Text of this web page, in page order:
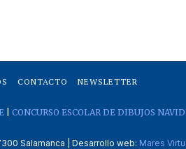
CONTACTO NEWSLETTER
| CONCURSO ESCOLAR DE DIBUJOS
Salamanca | Desarrollo web: Mares